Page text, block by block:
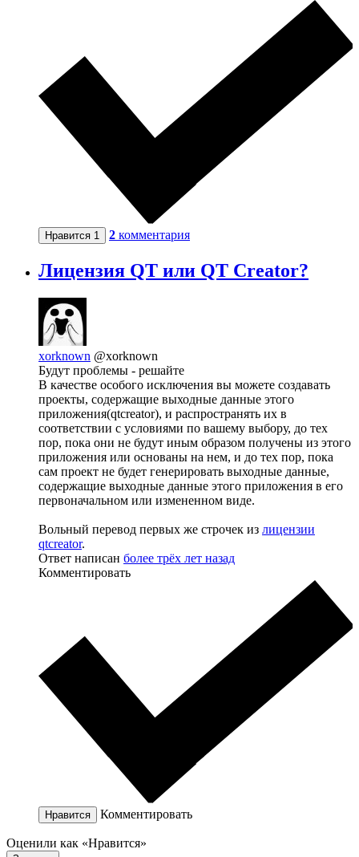
Нравится 1 2 комментария
Лицензия QT или QT Creator?
xorknown @xorknown
Будут проблемы - решайте
В качестве особого исключения вы можете создавать
проекты, содержащие выходные данные этого
приложения(qtcreator), и распространять их в
соответствии с условиями по вашему выбору, до тех
пор, пока они не будут иным образом получены из этого
приложения или основаны на нем, и до тех пор, пока
сам проект не будет генерировать выходные данные,
содержащие выходные данные этого приложения в его
первоначальном или измененном виде.
Вольный перевод первых же строчек из лицензии
qtcreator.
Ответ написан более трёх лет назад
Комментировать
Нравится Комментировать
Оценили как «Нравится»